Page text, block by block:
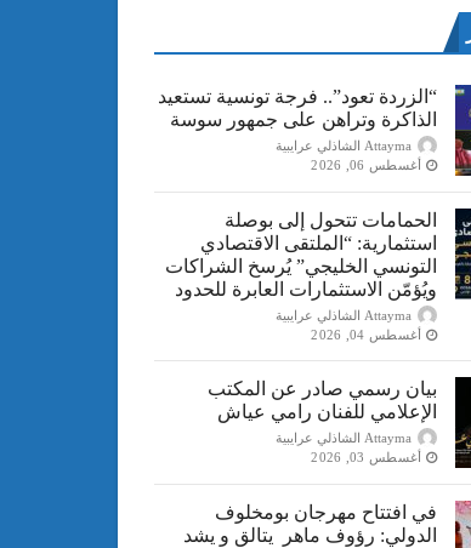
“الزردة تعود”.. فرجة تونسية تستعيد
الذاكرة وتراهن على جمهور سوسة
Attayma الشاذلي عرايبية
أغسطس 06, 2026
الحمامات تتحول إلى بوصلة
استثمارية: “الملتقى الاقتصادي
التونسي الخليجي” يُرسخ الشراكات
ويُؤمّن الاستثمارات العابرة للحدود
Attayma الشاذلي عرايبية
أغسطس 04, 2026
بيان رسمي صادر عن المكتب
الإعلامي للفنان رامي عياش
Attayma الشاذلي عرايبية
أغسطس 03, 2026
في افتتاح مهرجان بومخلوف
الدولي: رؤوف ماهر يتالق و يشد